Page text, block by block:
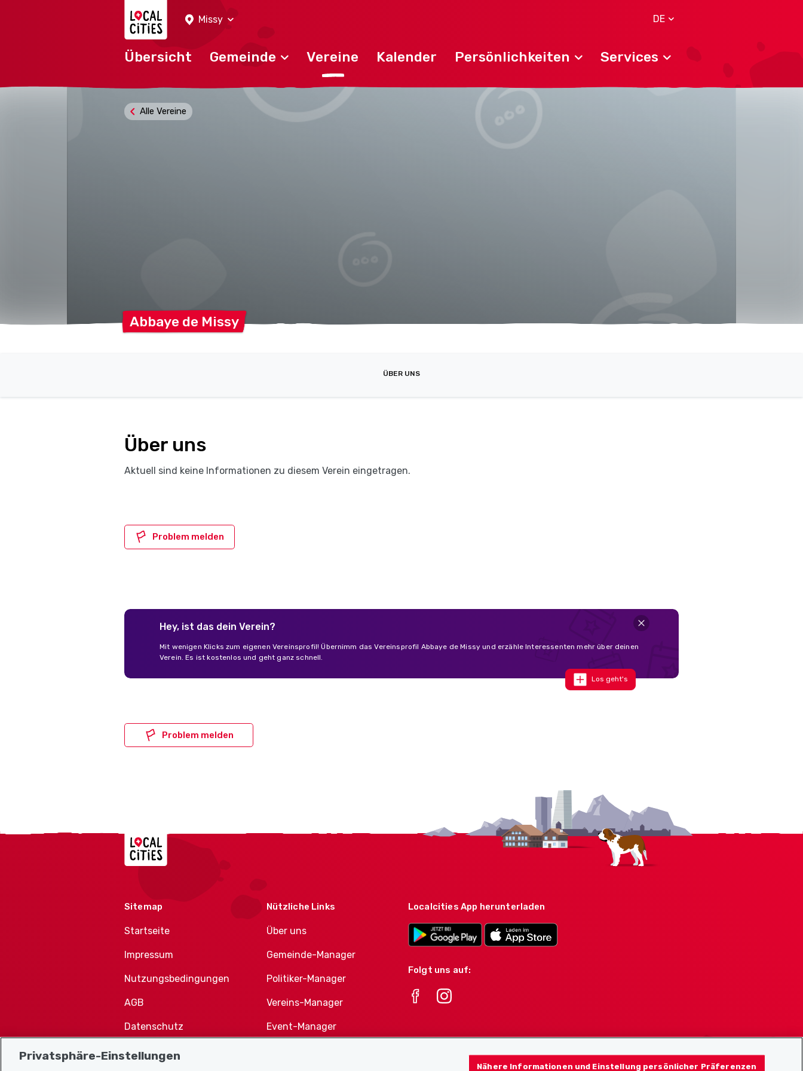
Missy
DE
Übersicht Gemeinde Vereine Kalender Persönlichkeiten Services
Abbaye de Missy
Alle Vereine
ÜBER UNS
Über uns
Aktuell sind keine Informationen zu diesem Verein eingetragen.
Problem melden
Hey, ist das dein Verein?
Mit wenigen Klicks zum eigenen Vereinsprofil! Übernimm das Vereinsprofil Abbaye de Missy und erzähle Interessenten mehr über deinen
Verein. Es ist kostenlos und geht ganz schnell.
Los geht's
Problem melden
Localcities
Sitemap
Startseite
Impressum
Nutzungsbedingungen
AGB
Datenschutz
Cookie-Richtlinie
Nützliche Links
Über uns
Gemeinde-Manager
Politiker-Manager
Vereins-Manager
Event-Manager
Localcities App herunterladen
Folgt uns auf:
Privatsphäre-Einstellungen
Nähere Informationen und Einstellung persönlicher Präferenzen